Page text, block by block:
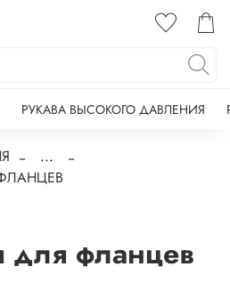
РУКАВА ВЫСОКОГО ДАВЛЕНИЯ
...
для фланцев